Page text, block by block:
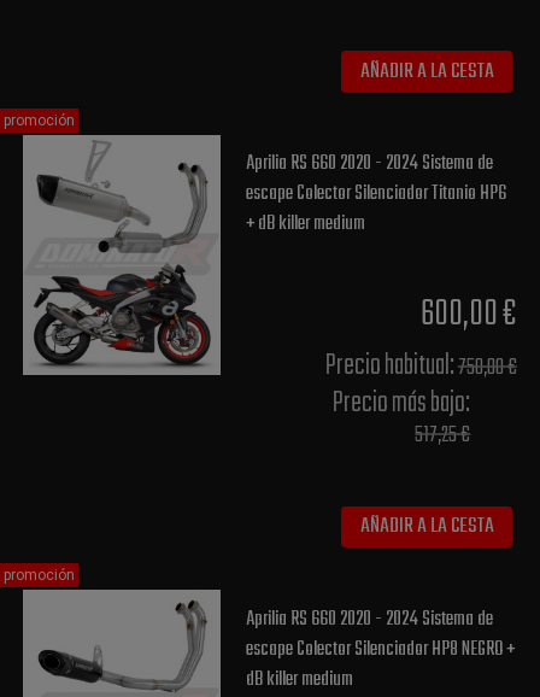
AÑADIR A LA CESTA
Aprilia RS 660 2020 - 2024 Sistema de
escape Colector Silenciador Titanio HP6
+ dB killer medium
600,00 €
Precio habitual​:750,00 €
Precio más bajo​:
517,25 €
AÑADIR A LA CESTA
promoción
Aprilia RS 660 2020 - 2024 Sistema de
escape Colector Silenciador HP8 NEGRO +
dB killer medium
promoción